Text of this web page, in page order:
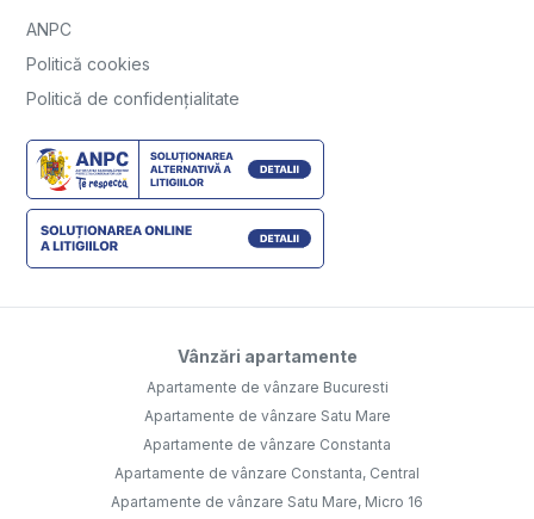
ANPC
Politică cookies
Politică de confidențialitate
Vânzări apartamente
Apartamente de vânzare Bucuresti
Apartamente de vânzare Satu Mare
Apartamente de vânzare Constanta
Apartamente de vânzare Constanta, Central
Apartamente de vânzare Satu Mare, Micro 16